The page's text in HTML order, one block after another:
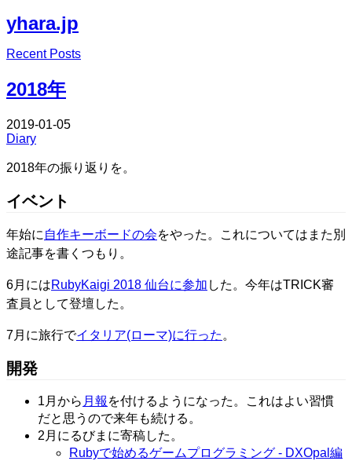
yhara.jp
Recent Posts
2018年
2019-01-05
Diary
2018年の振り返りを。
イベント
年始に 自作キーボードの会をやった。これについてはまた別
途記事を書くつもり。
6月にはRubyKaigi 2018 仙台に参加 した。今年はTRICK審
査員として登壇した。
7月に旅行でイタリア(ローマ)に行った 。
開発
1月から 月報 を付けるようになった。これはよい習慣
だと思うので来年も続ける。
2月にるびまに寄稿した。
Rubyで始めるゲームプログラミング - DXOpal編